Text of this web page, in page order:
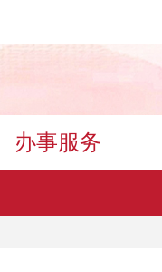
办事服务